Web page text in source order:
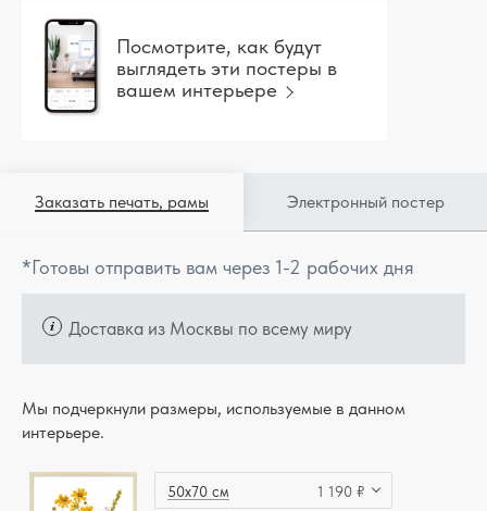
Посмотрите, как будут
выглядеть эти постеры в
вашем интерьере
Заказать печать, рамы Электронный постер
*Готовы отправить вам через 1-2 рабочих дня
Доставка из Москвы по всему миру
Мы подчеркнули размеры, используемые в данном
интерьере.
50x70 см 1 190 ₽